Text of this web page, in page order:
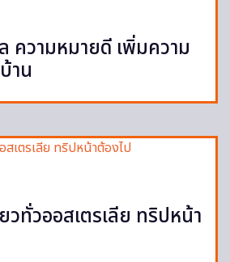
ความหมายดี เพิ่มความ
าน
วทั่วออสเตรเลีย ทริปหน้า